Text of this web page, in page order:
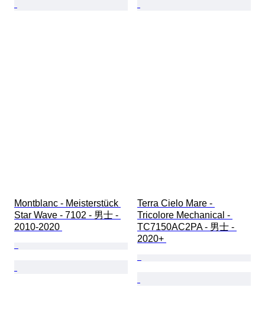
Montblanc - Meisterstück
Star Wave - 7102 - 男士 -
2010-2020
Terra Cielo Mare -
Tricolore Mechanical -
TC7150AC2PA - 男士 -
2020+